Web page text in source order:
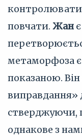
контролювати,
повчати. Жан
метаморфоза
показаною.
виправдання»
стверджуючи,
однакове з